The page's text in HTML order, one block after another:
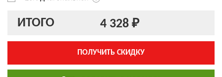
ИТОГО 4 328 ₽
ПОЛУЧИТЬ СКИДКУ